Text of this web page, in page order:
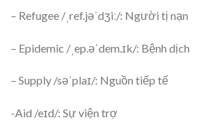
– Refugee /ˌref.jəˈdʒiː/: Người tị nạn
– Epidemic /ˌep.əˈdem.ɪk/: Bệnh dịch
– Supply /səˈplaɪ/: Nguồn tiếp tế
-Aid /eɪd/: Sự viện trợ